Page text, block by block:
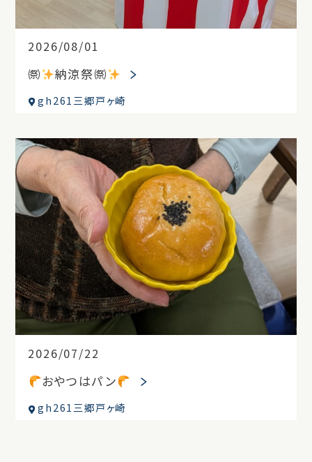
2026/08/01
㉀ 納涼祭㉀
gh261三郷戸ヶ崎
2026/07/22
おやつはパン
gh261三郷戸ヶ崎